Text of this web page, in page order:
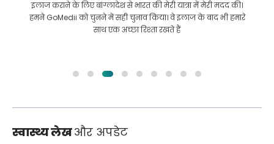
इलाज कराने के लिए बांग्लादेश से भारत की मेरी यात्रा में मेरी मदद की।
हमने GoMedii को चुनने में सही चुनाव किया। वे इलाज के बाद भी हमारे
साथ एक अच्छा रिश्ता रखते हैं
स्वास्थ्य लेखऔर अपडेट